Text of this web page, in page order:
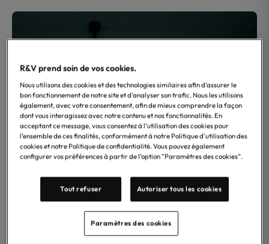
R&V prend soin de vos cookies.
Nous utilisons des cookies et des technologies similaires afin d'assurer le
bon fonctionnement de notre site et d'analyser son trafic. Nous les utilisons
également, avec votre consentement, afin de mieux comprendre la façon
dont vous interagissez avec notre contenu et nos fonctionnalités. En
acceptant ce message, vous consentez à l’utilisation des cookies pour
l’ensemble de ces finalités, conformément à notre Politique d'utilisation des
cookies et notre Politique de confidentialité. Vous pouvez également
configurer vos préférences à partir de l’option "Paramètres des cookies”.
Tout refuser Autoriser tous les cookies
Paramètres des cookies